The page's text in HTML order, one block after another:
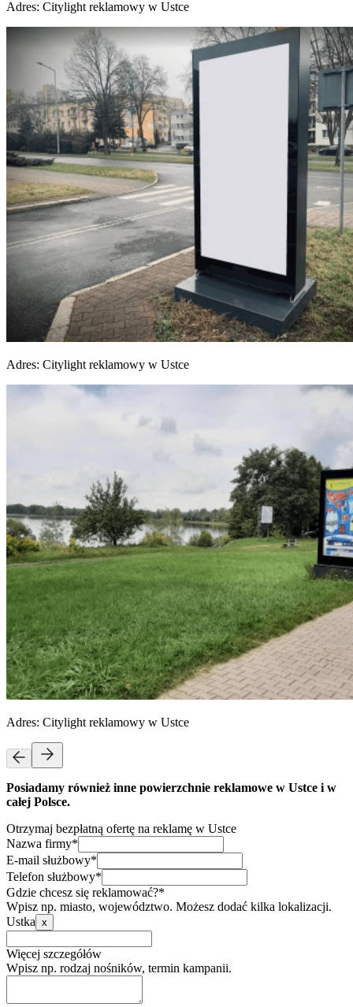
Adres: Citylight reklamowy w Ustce
Adres: Citylight reklamowy w Ustce
Adres: Citylight reklamowy w Ustce
Posiadamy również inne powierzchnie reklamowe w Ustce i w
całej Polsce.
Otrzymaj bezpłatną ofertę na reklamę w Ustce
Nazwa firmy*
E-mail służbowy*
Telefon służbowy*
Gdzie chcesz się reklamować?*
Wpisz np. miasto, województwo. Możesz dodać kilka lokalizacji.
Ustka x
Więcej szczegółów
Wpisz np. rodzaj nośników, termin kampanii.